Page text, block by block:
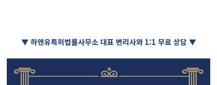
▼ 하앤유특허법률사무소 대표 변리사와 1:1 무료 상담 ▼